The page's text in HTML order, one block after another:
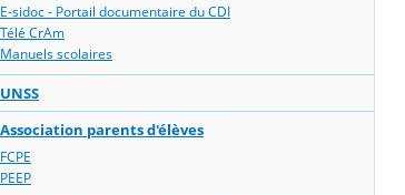
E-sidoc - Portail documentaire du CDI
Télé CrAm
Manuels scolaires
UNSS
Association parents d'élèves
FCPE
PEEP